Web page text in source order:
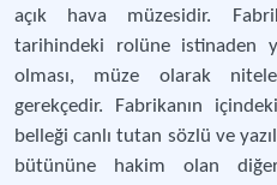
açık hava müzesidir.
tarihindeki rolüne istinaden
olması, müze olarak
gerekçedir. Fabrikanın
belleği canlı tutan sözlü ve
bütününe hakim olan